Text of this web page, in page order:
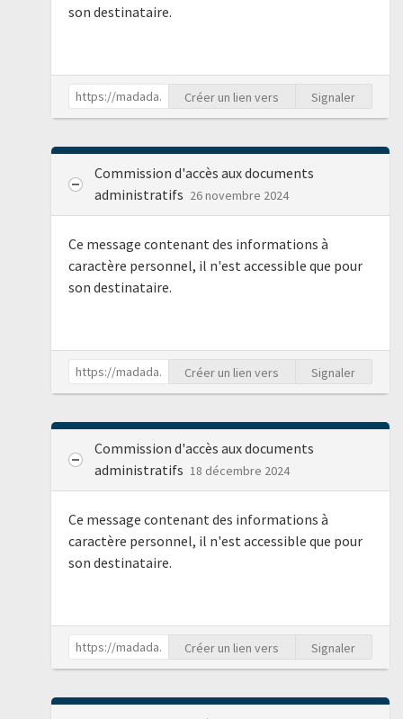
son destinataire.
Créer un lien vers Signaler
Commission d'accès aux documents
administratifs 26 novembre 2024
Ce message contenant des informations à
caractère personnel, il n'est accessible que pour
son destinataire.
Créer un lien vers Signaler
Commission d'accès aux documents
administratifs 18 décembre 2024
Ce message contenant des informations à
caractère personnel, il n'est accessible que pour
son destinataire.
Créer un lien vers Signaler